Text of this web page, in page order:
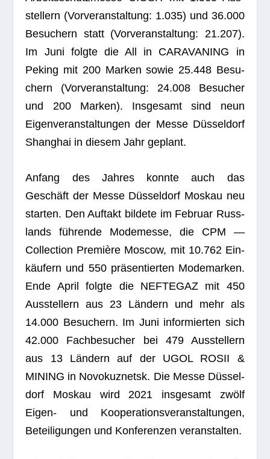
stel­lern (Vor­ver­an­stal­tung: 1.035) und 36.000
Besu­chern statt (Vor­ver­an­stal­tung: 21.207).
Im Juni folgte die All in CARAVANING in
Peking mit 200 Mar­ken sowie 25.448 Besu­
chern (Vor­ver­an­stal­tung: 24.008 Besu­cher
und 200 Mar­ken). Ins­ge­samt sind neun
Eigen­ver­an­stal­tun­gen der Messe Düs­sel­dorf
Shang­hai in die­sem Jahr geplant.
Anfang des Jah­res konnte auch das
Geschäft der Messe Düs­sel­dorf Mos­kau neu
star­ten. Den Auf­takt bil­dete im Februar Russ­
lands füh­rende Mode­messe, die CPM —
Coll­ec­tion Pre­mière Moscow, mit 10.762 Ein­
käu­fern und 550 prä­sen­tier­ten Mode­mar­ken.
Ende April folgte die NEFTEGAZ mit 450
Aus­stel­lern aus 23 Län­dern und mehr als
14.000 Besu­chern. Im Juni infor­mier­ten sich
42.000 Fach­be­su­cher bei 479 Aus­stel­lern
aus 13 Län­dern auf der UGOL ROSII &
MINING in Novo­kuz­netsk. Die Messe Düs­sel­
dorf Mos­kau wird 2021 ins­ge­samt zwölf
Eigen- und Koope­ra­ti­ons­ver­an­stal­tun­gen,
Betei­li­gun­gen und Kon­fe­ren­zen veranstalten.